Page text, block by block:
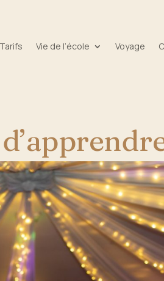
Tarifs Vie de l’école Voyage